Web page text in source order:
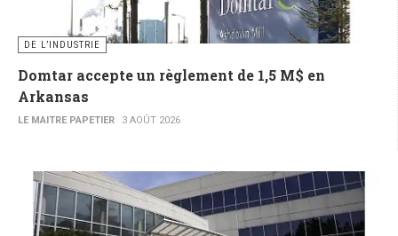
DE L’INDUSTRIE
Domtar accepte un règlement de 1,5 M$ en
Arkansas
LE MAITRE PAPETIER 3 AOÛT 2026